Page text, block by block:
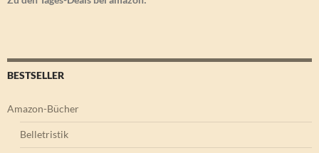
BESTSELLER
Amazon-Bücher
Belletristik